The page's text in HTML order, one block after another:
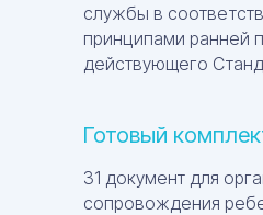
службы в
принципами ранней
действующего
Готовый
31 документ для
сопровождения